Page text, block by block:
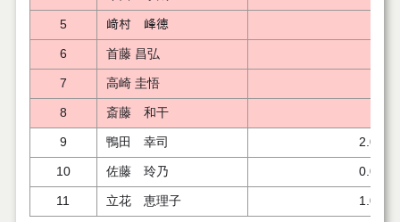
5 﨑村 峰徳
6 首藤 昌弘
7 高崎 圭悟
8 斎藤 和干
9 鴨田 幸司 2.000
10 佐藤 玲乃 0.000
11 立花 恵理子 1.000